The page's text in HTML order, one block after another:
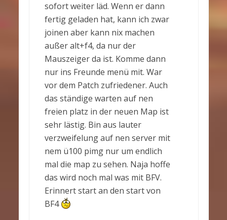
sofort weiter läd. Wenn er dann
fertig geladen hat, kann ich zwar
joinen aber kann nix machen
außer alt+f4, da nur der
Mauszeiger da ist. Komme dann
nur ins Freunde menü mit. War
vor dem Patch zufriedener. Auch
das ständige warten auf nen
freien platz in der neuen Map ist
sehr lästig. Bin aus lauter
verzweifelung auf nen server mit
nem ü100 pimg nur um endlich
mal die map zu sehen. Naja hoffe
das wird noch mal was mit BFV.
Erinnert start an den start von
BF4